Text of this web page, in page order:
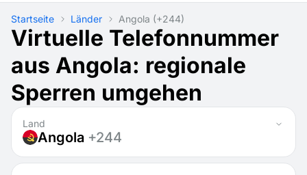
Startseite Länder Angola (+244)
Virtuelle Telefonnummer
aus Angola: regionale
Sperren umgehen
Land
Angola +244